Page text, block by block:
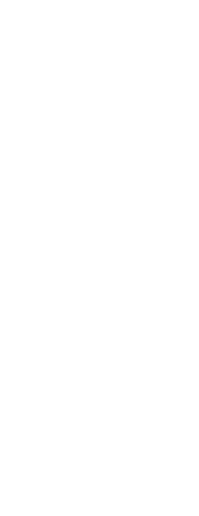
5x11 «Synecdoche»